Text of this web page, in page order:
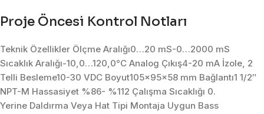
Proje Öncesi Kontrol Notları
Teknik Özellikler Ölçme Aralığı0…20 mS-0…2000 mS
Sıcaklık Aralığı-10,0…120,0°C Analog Çıkış4-20 mA İzole, 2
Telli Besleme10-30 VDC Boyut105x95x58 mm Bağlantı1 1/2″
NPT-M Hassasiyet %86- %112 Çalışma Sıcaklığı 0.
Yerine Daldırma Veya Hat Tipi Montaja Uygun Bass